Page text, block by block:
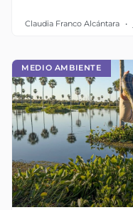
Claudia Franco Alcántara
MEDIO AMBIENTE